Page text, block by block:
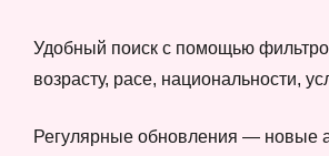
Удобный поиск с помощью
возрасту, расе, национальности,
Регулярные обновления — новые